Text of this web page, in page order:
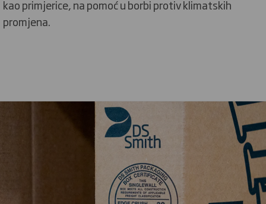
kao primjerice, na pomoć u borbi protiv klimatskih
promjena.